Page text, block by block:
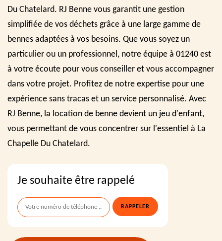
Du Chatelard. RJ Benne vous garantit une gestion
simplifiée de vos déchets grâce à une large gamme de
bennes adaptées à vos besoins. Que vous soyez un
particulier ou un professionnel, notre équipe à 01240 est
à votre écoute pour vous conseiller et vous accompagner
dans votre projet. Profitez de notre expertise pour une
expérience sans tracas et un service personnalisé. Avec
RJ Benne, la location de benne devient un jeu d'enfant,
vous permettant de vous concentrer sur l'essentiel à La
Chapelle Du Chatelard.
Je souhaite être rappelé